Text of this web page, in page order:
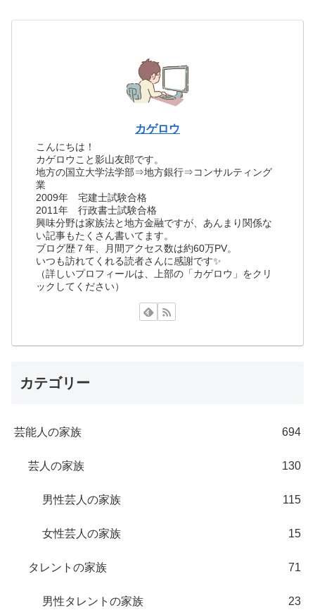
カゲロウ
こんにちは！
カゲロウこと影山友郎です。
地方の国立大学法学部⇒地方銀行⇒コンサルティング
業
2009年 宅建士試験合格
2011年 行政書士試験合格
興味分野は家族法と地方金融ですが、あんまり関係な
い記事もたくさん書いてます。
ブログ歴７年、月間アクセス数は約60万PV。
いつも訪れてくれる読者さんに感謝です✨
（詳しいプロフィールは、上部の「カゲロウ」をクリ
ックしてください）
カテゴリー
芸能人の家族 694
芸人の家族 130
男性芸人の家族 115
女性芸人の家族 15
タレントの家族 71
男性タレントの家族 23